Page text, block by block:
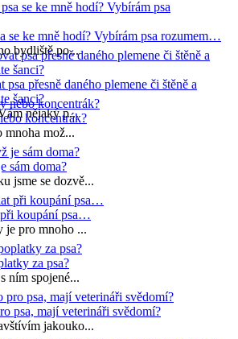
se ke mně hodí? Vybírám psa rozumem…
bydliště po...
psa přesně daného plemene či štěně a
šanci?
nějaký p...
koncentrák?
mnoha mož...
sám doma?
jsme se dozvě...
při koupání psa…
je pro mnoho ...
za psa?
ním spojené...
psa, mají veterináři svědomí?
jakouko...